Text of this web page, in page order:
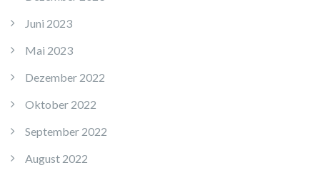
Juni 2023
Mai 2023
Dezember 2022
Oktober 2022
September 2022
August 2022